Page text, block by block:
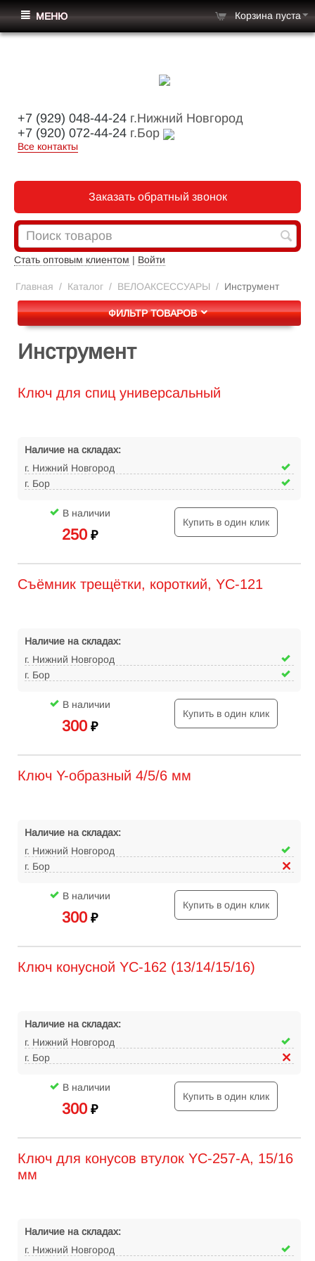
+7 (929) 048-44-24 г.Нижний Новгород
+7 (920) 072-44-24 г.Бор
Все контакты
Заказать обратный звонок
Стать оптовым клиентом | Войти
МЕНЮ Корзина пуста
Главная / Каталог / ВЕЛОАКСЕССУАРЫ / Инструмент
ФИЛЬТР ТОВАРОВ
Инструмент
Ключ для спиц универсальный
Наличие на складах:
г. Нижний Новгород
г. Бор
В наличии
250 ₽
Купить в один клик
Съёмник трещётки, короткий, YC-121
Наличие на складах:
г. Нижний Новгород
г. Бор
В наличии
300 ₽
Купить в один клик
Ключ Y-образный 4/5/6 мм
Наличие на складах:
г. Нижний Новгород
г. Бор
В наличии
300 ₽
Купить в один клик
Ключ конусной YC-162 (13/14/15/16)
Наличие на складах:
г. Нижний Новгород
г. Бор
В наличии
300 ₽
Купить в один клик
Ключ для конусов втулок YC-257-A, 15/16
мм
Наличие на складах:
г. Нижний Новгород